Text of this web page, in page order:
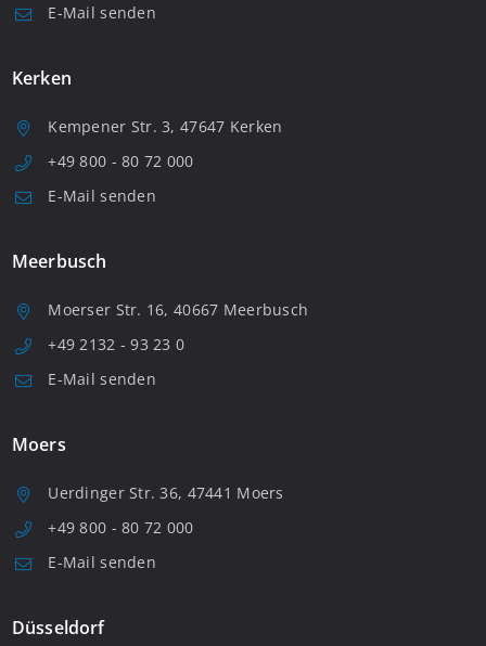
E-Mail senden
Kerken
Kempener Str. 3, 47647 Kerken
+49 800 - 80 72 000
E-Mail senden
Meerbusch
Moerser Str. 16, 40667 Meerbusch
+49 2132 - 93 23 0
E-Mail senden
Moers
Uerdinger Str. 36, 47441 Moers
+49 800 - 80 72 000
E-Mail senden
Düsseldorf